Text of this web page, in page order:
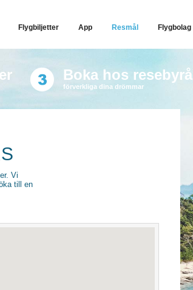
Flygbiljetter App Resmål Flygbolag
Boka hos resebyrå
förverkliga dina drömmar
Vi
till en